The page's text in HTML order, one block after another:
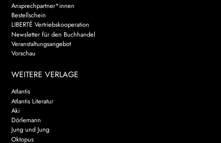
Ansprechpartner*innen
Bestellschein
LIBERTÉ Vertriebskooperation
Newsletter für den Buchhandel
Veranstaltungsangebot
Vorschau
WEITERE VERLAGE
Atlantis
Atlantis Literatur
Aki
Dörlemann
Jung und Jung
Oktopus